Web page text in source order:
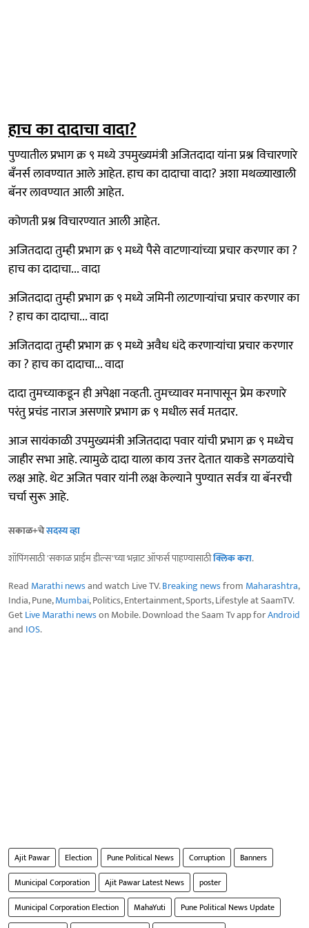
हाच का दादाचा वादा?
पुण्यातील प्रभाग क्र ९ मध्ये उपमुख्यमंत्री अजितदादा यांना प्रश्न विचारणारे
बँनर्स लावण्यात आले आहेत. हाच का दादाचा वादा? अशा मथळ्याखाली
बॅनर लावण्यात आली आहेत.
कोणती प्रश्न विचारण्यात आली आहेत.
अजितदादा तुम्ही प्रभाग क्र ९ मध्ये पैसे वाटणाऱ्यांच्या प्रचार करणार का ?
हाच का दादाचा... वादा
अजितदादा तुम्ही प्रभाग क्र ९ मध्ये जमिनी लाटणाऱ्यांचा प्रचार करणार का
? हाच का दादाचा... वादा
अजितदादा तुम्ही प्रभाग क्र ९ मध्ये अवैध धंदे करणाऱ्यांचा प्रचार करणार
का ? हाच का दादाचा... वादा
दादा तुमच्याकडून ही अपेक्षा नव्हती. तुमच्यावर मनापासून प्रेम करणारे
परंतु प्रचंड नाराज असणारे प्रभाग क्र ९ मधील सर्व मतदार.
आज सायंकाळी उपमुख्यमंत्री अजितदादा पवार यांची प्रभाग क्र ९ मध्येच
जाहीर सभा आहे. त्यामुळे दादा याला काय उत्तर देतात याकडे सगळयांचे
लक्ष आहे. थेट अजित पवार यांनी लक्ष केल्याने पुण्यात सर्वत्र या बॅनरची
चर्चा सुरू आहे.
सकाळ+चेसदस्य व्हा
शॉपिंगसाठी 'सकाळ प्राईम डील्स'च्या भन्नाट ऑफर्स पाहण्यासाठीक्लिक करा.
Read Marathi newsand watch Live TV.Breaking newsfrom Maharashtra,
India, Pune,Mumbai, Politics, Entertainment, Sports, Lifestyle at SaamTV.
GetLive Marathi newson Mobile. Download the Saam Tv app forAndroid
and IOS.
Ajit Pawar Election Pune Political News Corruption
Banners
Municipal Corporation
Ajit Pawar Latest News
poster
Municipal Corporation Election
MahaYuti
Pune Political News Update